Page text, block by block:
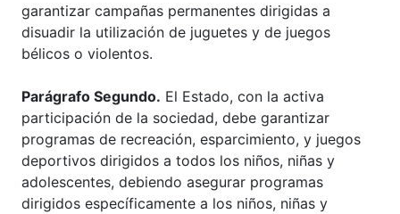
garantizar campañas permanentes dirigidas a
disuadir la utilización de juguetes y de juegos
bélicos o violentos.
Parágrafo Segundo. El Estado, con la activa
participación de la sociedad, debe garantizar
programas de recreación, esparcimiento, y juegos
deportivos dirigidos a todos los niños, niñas y
adolescentes, debiendo asegurar programas
dirigidos específicamente a los niños, niñas y